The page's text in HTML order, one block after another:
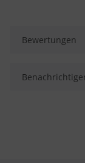
Bewertungen